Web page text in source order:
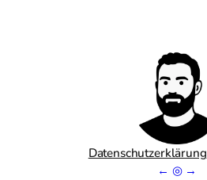
Datenschutzerklärung
← ◎ →